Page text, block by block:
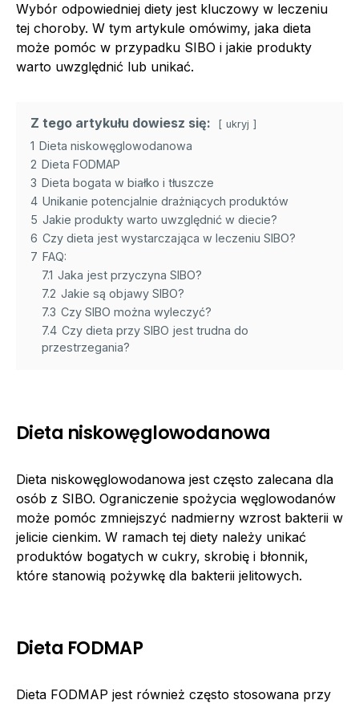
Wybór odpowiedniej diety jest kluczowy w leczeniu
tej choroby. W tym artykule omówimy, jaka dieta
może pomóc w przypadku SIBO i jakie produkty
warto uwzględnić lub unikać.
Z tego artykułu dowiesz się: ukryj
1 Dieta niskowęglowodanowa
2 Dieta FODMAP
3 Dieta bogata w białko i tłuszcze
4 Unikanie potencjalnie drażniących produktów
5 Jakie produkty warto uwzględnić w diecie?
6 Czy dieta jest wystarczająca w leczeniu SIBO?
7 FAQ:
7.1 Jaka jest przyczyna SIBO?
7.2 Jakie są objawy SIBO?
7.3 Czy SIBO można wyleczyć?
7.4 Czy dieta przy SIBO jest trudna do
przestrzegania?
Dieta niskowęglowodanowa
Dieta niskowęglowodanowa jest często zalecana dla
osób z SIBO. Ograniczenie spożycia węglowodanów
może pomóc zmniejszyć nadmierny wzrost bakterii w
jelicie cienkim. W ramach tej diety należy unikać
produktów bogatych w cukry, skrobię i błonnik,
które stanowią pożywkę dla bakterii jelitowych.
Dieta FODMAP
Dieta FODMAP jest również często stosowana przy